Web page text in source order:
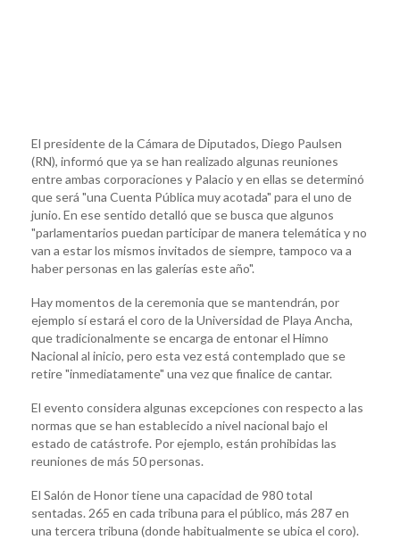
El presidente de la Cámara de Diputados, Diego Paulsen
(RN), informó que ya se han realizado algunas reuniones
entre ambas corporaciones y Palacio y en ellas se determinó
que será "una Cuenta Pública muy acotada" para el uno de
junio. En ese sentido detalló que se busca que algunos
"parlamentarios puedan participar de manera telemática y no
van a estar los mismos invitados de siempre, tampoco va a
haber personas en las galerías este año".
Hay momentos de la ceremonia que se mantendrán, por
ejemplo sí estará el coro de la Universidad de Playa Ancha,
que tradicionalmente se encarga de entonar el Himno
Nacional al inicio, pero esta vez está contemplado que se
retire "inmediatamente" una vez que finalice de cantar.
El evento considera algunas excepciones con respecto a las
normas que se han establecido a nivel nacional bajo el
estado de catástrofe. Por ejemplo, están prohibidas las
reuniones de más 50 personas.
El Salón de Honor tiene una capacidad de 980 total
sentadas. 265 en cada tribuna para el público, más 287 en
una tercera tribuna (donde habitualmente se ubica el coro).